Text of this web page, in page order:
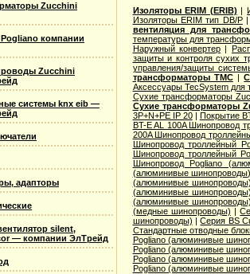
Zucchini
компании
Zucchini
системы knx eib —
адапторы
silent,
— компании ЭлТрейд
Изоляторы ERIM (ERIB) |
Изоляторы ERIM тип DB/P
вентиляция для
температуры для
Наружный конвертер |
защиты и контроля сухих
управления/защиты
трансформаторы TMC|
Аксессуары TecSystem для
Сухие трансформаторы
Сухие трансформаторы
3P+N+PE IP 20| Покрытие
BT-E AL 100A Шинопровод
200A Шинопровод
Шинопровод троллейный
Шинопровод троллейный
Шинопровод Pogliano
(алюминивые
(алюминивые
(алюминивые
(алюминивые
(медные шинопроводы) |
шинопроводы) |Серия ВS
Стандартные отводные
Pogliano (алюминивые
Pogliano (алюминивые
Pogliano (алюминивые
Pogliano (алюминивые